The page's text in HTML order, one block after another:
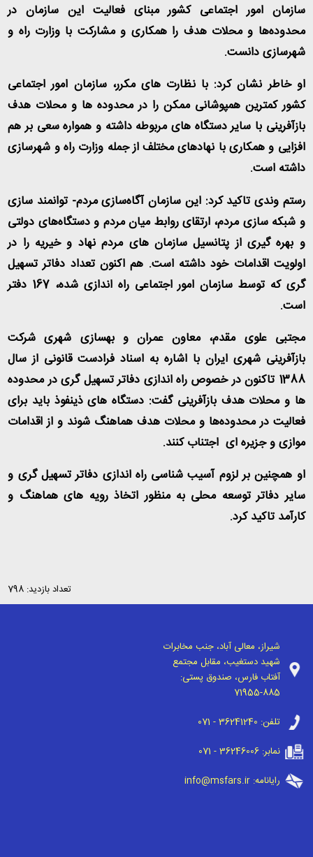
سازمان امور اجتماعی کشور مبنای فعالیت این سازمان در
محدوده‌ها و محلات هدف را همکاری و مشارکت با وزارت راه و
شهرسازی دانست.
او خاطر نشان کرد: با نظارت های مکرر، سازمان امور اجتماعی
کشور کمترین همپوشانی ممکن را در محدوده ها و محلات هدف
بازآفرینی با سایر دستگاه های مربوطه داشته و همواره سعی بر هم
افزایی و همکاری با نهادهای مختلف از جمله وزارت راه و شهرسازی
داشته است.
رستم وندی تاکید کرد: این سازمان آگاه‌سازی مردم- توانمند سازی
و شبکه سازی مردم، ارتقای روابط میان مردم و دستگاه‌های دولتی
و بهره گیری از پتانسیل سازمان های مردم نهاد و خیریه را در
اولویت اقدامات خود داشته است. هم اکنون تعداد دفاتر تسهیل
گری که توسط سازمان امور اجتماعی راه اندازی شده، 167 دفتر
است.
مجتبی علوی مقدم، معاون عمران و بهسازی شهری شرکت
بازآفرینی شهری ایران با اشاره به اسناد فرادست قانونی از سال
1388 تاکنون در خصوص راه اندازی دفاتر تسهیل گری در محدوده
ها و محلات هدف بازآفرینی گفت: دستگاه های ذینفوذ باید برای
فعالیت در محدوده‌ها و محلات هدف هماهنگ شوند و از اقدامات
موازی و جزیره ای اجتناب کنند.
او همچنین بر لزوم آسیب شناسی راه اندازی دفاتر تسهیل گری و
سایر دفاتر توسعه محلی به منظور اتخاذ رویه های هماهنگ و
کارآمد تاکید کرد.
تعداد بازدید: 798
شیراز، معالی آباد، جنب مخابرات
شهید دستغیب، مقابل مجتمع
آفتاب فارس، صندوق پستی:
71955-885
تلفن: 071 - 36241240
نمابر:071 - 36246006
رایانامه:info@msfars.ir